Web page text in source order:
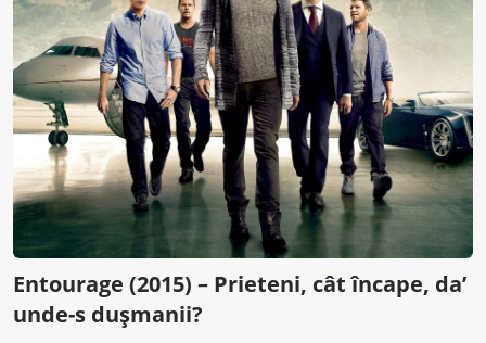
Entourage (2015) – Prieteni, cât încape, da’
unde-s dușmanii?